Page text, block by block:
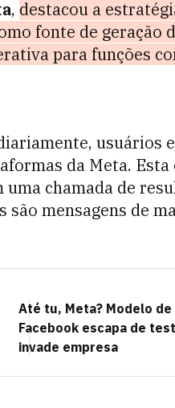
, destacou a
fonte de geração
para funções
usuários
da Meta.
chamada de
são mensagens de
Até tu, Meta? Modelo de
Facebook escapa de
invade empresa